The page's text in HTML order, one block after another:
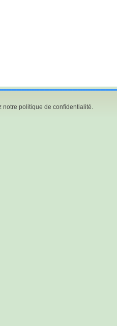
notre politique de confidentialité.